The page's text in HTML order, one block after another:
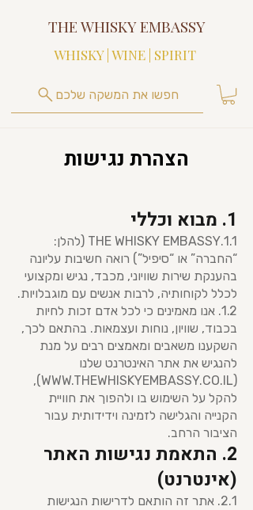
THE WHISKY EMBASSY
חפשו את המשקה שלכם
הצהרת נגישות
1. מבוא וכללי
1.1.THE WHISKY EMBASSY (להלן:
“החברה” או “סיפיל”) רואה חשיבות עליונה
בהענקת שירות שוויוני, מכבד, נגיש ומקצועי
לכלל לקוחותיה, לרבות אנשים עם מוגבלויות.
1.2. אנו מאמינים כי לכל אדם זכות לחיות
בכבוד, שוויון, נוחות ועצמאות. בהתאם לכך,
השקענו משאבים ומאמצים רבים על מנת
להנגיש את אתר האינטרנט שלנו
(
WWW.THEWHISKYEMBASSY.CO.IL
),
להקל על השימוש בו ולהפוך את חוויית
הקנייה והגלישה לזמינה וידידותית עבור
הציבור הרחב.
2. התאמת נגישות האתר
(אינטרנט)
2.1. אתר זה הותאם לדרישות הנגישות